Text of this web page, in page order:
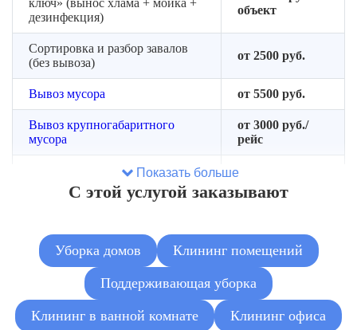
ключ» (вынос хлама + мойка +
дезинфекция)
объект
Сортировка и разбор завалов
(без вывоза)
от 2500 руб.
Вывоз мусора от 5500 руб.
Вывоз крупногабаритного
мусора
от 3000 руб./
рейс
Демонтаж мебели и старых
покрытий
от 180 руб./м²
Обработка от плесени локально от 3000 руб.
Показать больше
С этой услугой заказывают
Уборка домов Клининг помещений
Поддерживающая уборка
Клининг в ванной комнате Клининг офиса